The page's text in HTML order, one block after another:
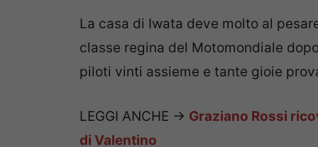
La casa di Iwata deve molto al
classe regina del Motomondiale
piloti vinti assieme e tante gioie
LEGGI ANCHE -> Graziano Rossi
di Valentino